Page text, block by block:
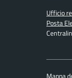
Ufficio
Posta